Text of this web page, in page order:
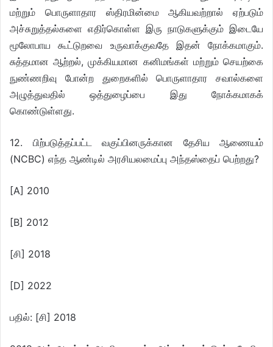
மற்றும் பொருளாதார ஸ்திரமின்மை ஆகியவற்றால் ஏற்படும்
அச்சுறுத்தல்களை எதிர்கொள்ள இரு நாடுகளுக்கும் இடையே
மூலோபாய கூட்டுறவை உருவாக்குவதே இதன் நோக்கமாகும்.
சுத்தமான ஆற்றல், முக்கியமான கனிமங்கள் மற்றும் செயற்கை
நுண்ணறிவு போன்ற துறைகளில் பொருளாதார சவால்களை
அழுத்துவதில் ஒத்துழைப்பை இது நோக்கமாகக்
கொண்டுள்ளது.
12. பிற்படுத்தப்பட்ட வகுப்பினருக்கான தேசிய ஆணையம்
(NCBC) எந்த ஆண்டில் அரசியலமைப்பு அந்தஸ்தைப் பெற்றது?
[A] 2010
[B] 2012
[சி] 2018
[D] 2022
பதில்: [சி] 2018